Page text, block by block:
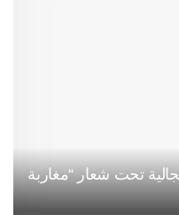
تحت شعار “مغاربة